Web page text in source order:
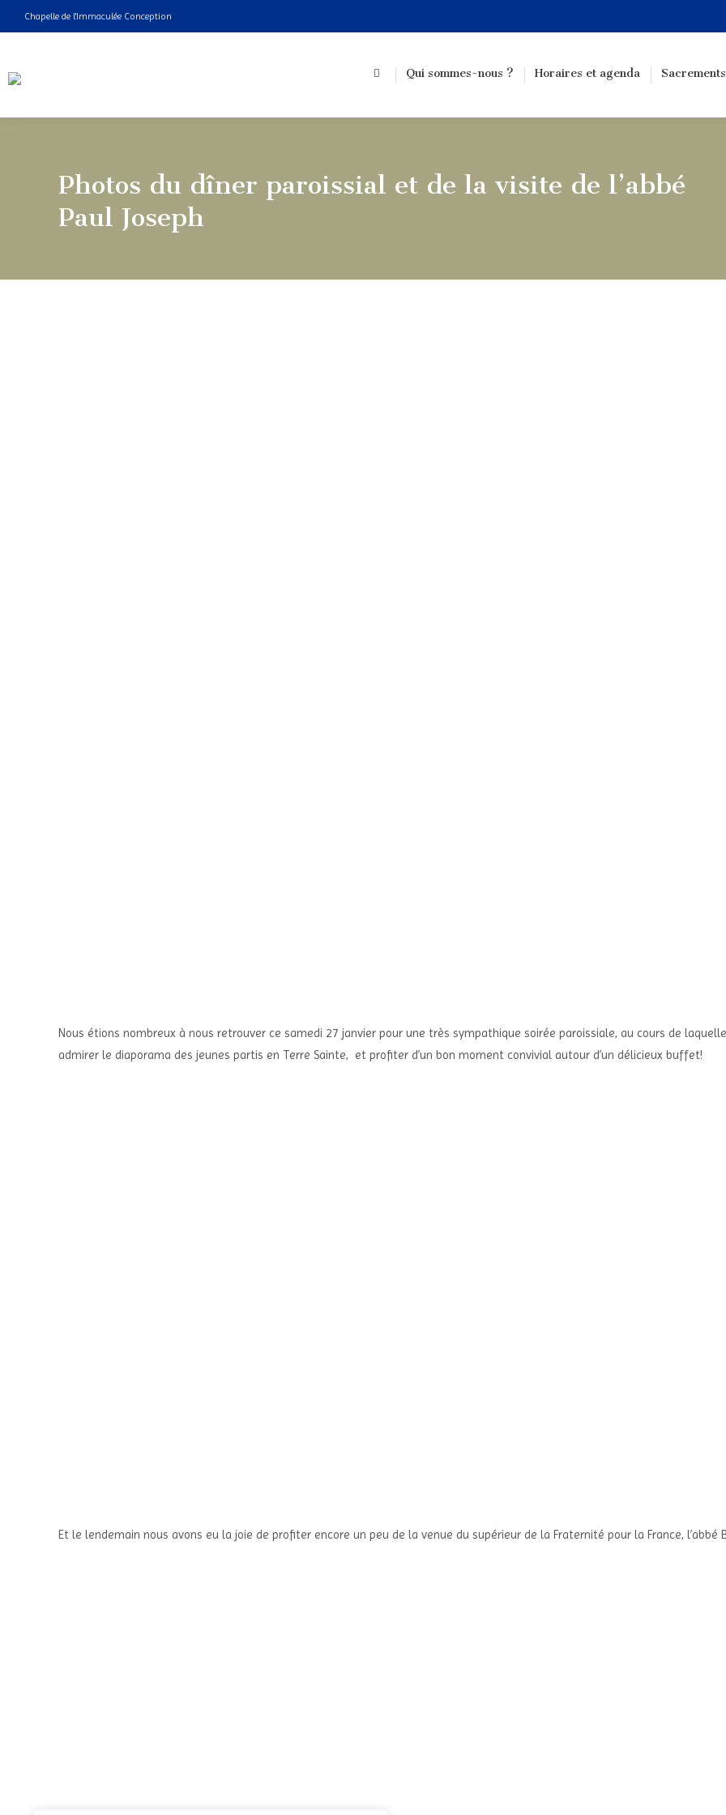
Chapelle de l'Immaculée Conception
Qui sommes-nous ? Horaires et agenda Sacrements
Photos du dîner paroissial et de la visite de l’abbé
Paul Joseph
Nous étions nombreux à nous retrouver ce samedi 27 janvier pour une très sympathique soirée paroissiale, au cours de
admirer le diaporama des jeunes partis en Terre Sainte, et profiter d’un bon moment convivial autour d’un délicieux buffet!
Et le lendemain nous avons eu la joie de profiter encore un peu de la venue du supérieur de la Fraternité pour la France,